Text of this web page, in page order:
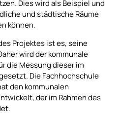
Dies wird als Beispiel und
und städtische Räume
können.
Projektes ist es, seine
wird der kommunale
die Messung dieser im
Die Fachhochschule
den kommunalen
der im Rahmen des